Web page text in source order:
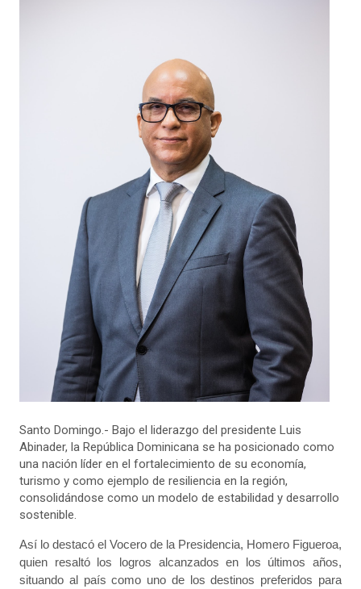
Santo Domingo.- Bajo el liderazgo del presidente Luis
Abinader, la República Dominicana se ha posicionado como
una nación líder en el fortalecimiento de su economía,
turismo y como ejemplo de resiliencia en la región,
consolidándose como un modelo de estabilidad y desarrollo
sostenible.
Así lo destacó el Vocero de la Presidencia, Homero Figueroa,
quien resaltó los logros alcanzados en los últimos años,
situando al país como uno de los destinos preferidos para